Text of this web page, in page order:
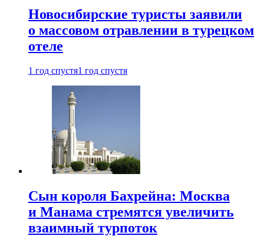
Новосибирские туристы заявили
о массовом отравлении в турецком
отеле
1 год спустя1 год спустя
Сын короля Бахрейна: Москва
и Манама стремятся увеличить
взаимный турпоток